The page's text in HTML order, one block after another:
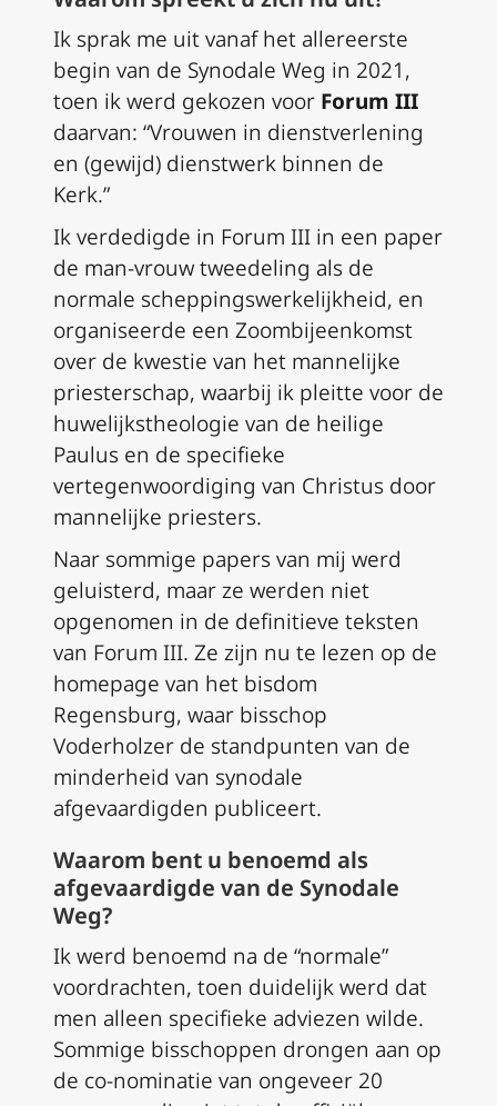
Ik sprak me uit vanaf het allereerste
begin van de Synodale Weg in 2021,
toen ik werd gekozen voor Forum III
daarvan: “Vrouwen in dienstverlening
en (gewijd) dienstwerk binnen de
Kerk.”
Ik verdedigde in Forum III in een paper
de man-vrouw tweedeling als de
normale scheppingswerkelijkheid, en
organiseerde een Zoombijeenkomst
over de kwestie van het mannelijke
priesterschap, waarbij ik pleitte voor de
huwelijkstheologie van de heilige
Paulus en de specifieke
vertegenwoordiging van Christus door
mannelijke priesters.
Naar sommige papers van mij werd
geluisterd, maar ze werden niet
opgenomen in de definitieve teksten
van Forum III. Ze zijn nu te lezen op de
homepage van het bisdom
Regensburg, waar bisschop
Voderholzer de standpunten van de
minderheid van synodale
afgevaardigden publiceert.
Waarom bent u benoemd als
afgevaardigde van de Synodale
Weg?
Ik werd benoemd na de “normale”
voordrachten, toen duidelijk werd dat
men alleen specifieke adviezen wilde.
Sommige bisschoppen drongen aan op
de co-nominatie van ongeveer 20